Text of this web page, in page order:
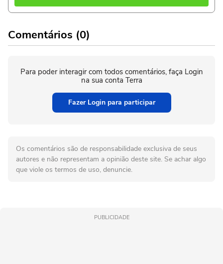
Comentários (0)
Para poder interagir com todos comentários, faça Login
na sua conta Terra
Fazer Login para participar
Os comentários são de responsabilidade exclusiva de seus
autores e não representam a opinião deste site. Se achar algo
que viole os termos de uso, denuncie.
PUBLICIDADE